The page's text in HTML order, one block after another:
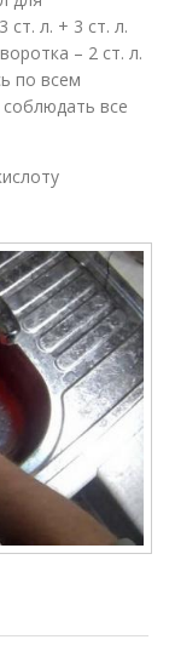
ст. л. + 3 ст. л.
– 2 ст. л.
по всем
все